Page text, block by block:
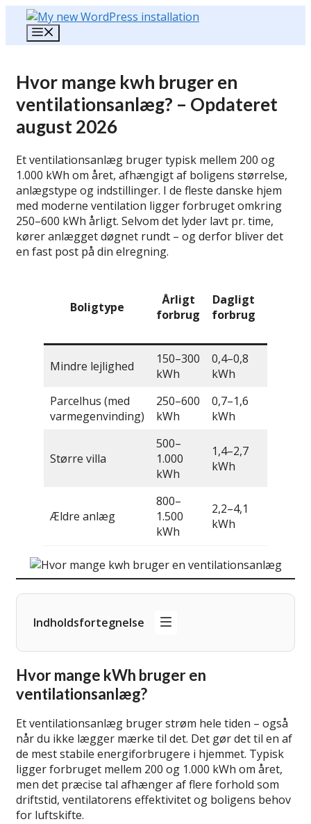
Hop
indhold
Hvor mange kwh bruger en
ventilationsanlæg? – Opdateret
august 2026
Et ventilationsanlæg bruger typisk mellem 200 og
1.000 kWh om året, afhængigt af boligens størrelse,
anlægstype og indstillinger. I de fleste danske hjem
med moderne ventilation ligger forbruget omkring
250–600 kWh årligt. Selvom det lyder lavt pr. time,
kører anlægget døgnet rundt – og derfor bliver det
en fast post på din elregning.
Boligtype
Årligt
forbrug
Dagligt
forbrug
Mindre lejlighed
150–300
kWh
0,4–0,8
kWh
Parcelhus (med
varmegenvinding)
250–600
kWh
0,7–1,6
kWh
Større villa
500–
1.000
kWh
1,4–2,7
kWh
Ældre anlæg
800–
1.500
kWh
2,2–4,1
kWh
Indholdsfortegnelse
Hvor mange kWh bruger en
ventilationsanlæg?
Et ventilationsanlæg bruger strøm hele tiden – også
når du ikke lægger mærke til det. Det gør det til en af
de mest stabile energiforbrugere i hjemmet. Typisk
ligger forbruget mellem 200 og 1.000 kWh om året,
men det præcise tal afhænger af flere forhold som
driftstid, ventilatorens effektivitet og boligens behov
for luftskifte.